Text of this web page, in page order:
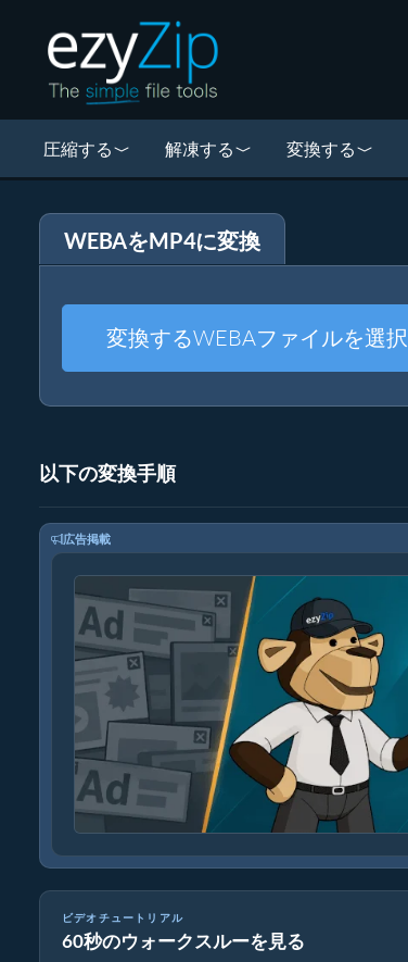
圧縮する 解凍する 変換する
WEBAをMP4に変換
変換するWEBAファイルを選択
以下の変換手順
広告掲載
ビデオチュートリアル
60秒のウォークスルーを見る
メディアファイルの変換方法